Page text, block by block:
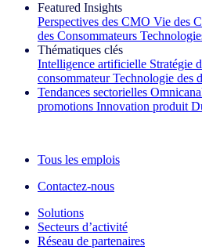
Featured Insights
Perspectives des CMO Vie des
des Consommateurs
Thématiques clés
Intelligence artificielle Stratégie
consommateur Technologie des
Tendances sectorielles
promotions Innovation produit
Tous les emplois
Contactez-nous
Solutions
Secteurs d’activité
Réseau de partenaires